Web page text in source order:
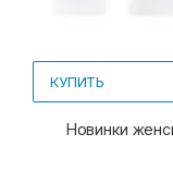
КУПИТЬ
Новинки